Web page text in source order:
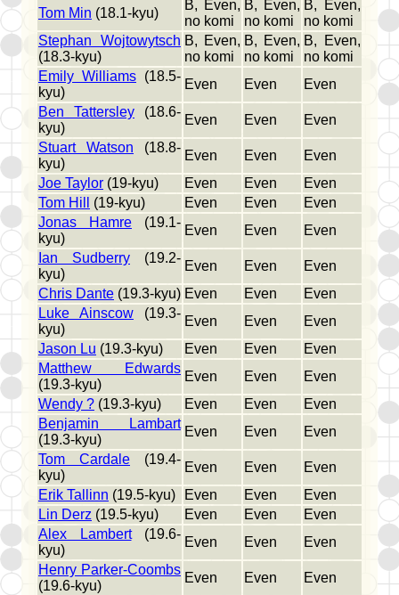
Tom Min (18.1-kyu)
B, Even,
no komi
B, Even,
no komi
B, Even,
no komi
Stephan Wojtowytsch
(18.3-kyu)
B, Even,
no komi
B, Even,
no komi
B, Even,
no komi
Emily Williams (18.5-
kyu)
Even Even
Even
Ben Tattersley (18.6-
kyu)
Even Even
Even
Stuart Watson (18.8-
kyu)
Even Even
Even
Joe Taylor (19-kyu) Even Even
Even
Tom Hill
(19-kyu) Even Even
Even
Jonas Hamre (19.1-
kyu)
Even Even
Even
Ian Sudberry (19.2-
kyu)
Even Even
Even
Chris Dante (19.3-kyu) Even Even
Even
Luke Ainscow (19.3-
kyu)
Even Even
Even
Jason Lu (19.3-kyu) Even Even
Even
Matthew Edwards
(19.3-kyu)
Even Even
Even
Wendy ? (19.3-kyu) Even Even
Even
Benjamin Lambart
(19.3-kyu)
Even Even
Even
Tom Cardale (19.4-
kyu)
Even Even
Even
Erik Tallinn (19.5-kyu) Even Even
Even
Lin Derz (19.5-kyu) Even Even
Even
Alex Lambert(19.6-
kyu)
Even Even
Even
Henry Parker-Coombs
(19.6-kyu)
Even Even
Even